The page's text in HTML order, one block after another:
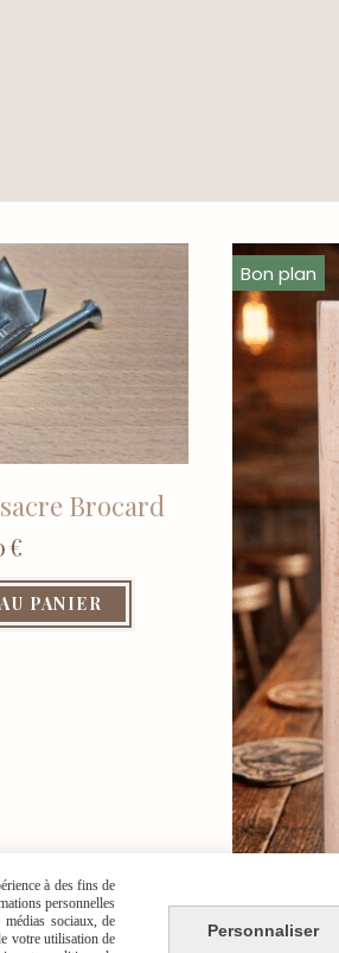
Brocard
€
PANIER
Bon plan
à des fins de
personnelles
sociaux, de
votre utilisation de
Personnaliser